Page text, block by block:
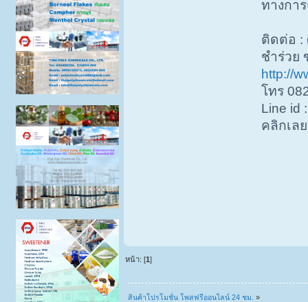
ทางกา
ติดต่อ :
ชำร่วย
http://
โทร
Line id
คลิกเล
หน้า: [1]
สินค้าโปรโมชั่น โพสฟรีออนไลน์ 24 ชม. »